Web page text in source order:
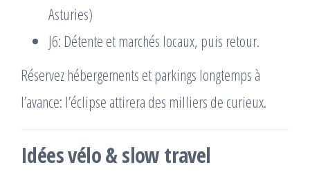
Asturies)
J6: Détente et marchés locaux, puis retour.
Réservez hébergements et parkings longtemps à
l’avance: l’éclipse attirera des milliers de curieux.
Idées vélo & slow travel